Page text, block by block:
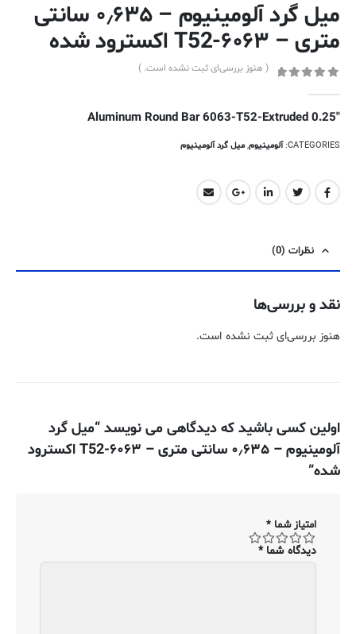
میل گرد آلومینیوم – ۰٫۶۳۵ سانتی
متری – ۶۰۶۳-T52 اکسترود شده
( هنوز بررسی‌ای ثبت نشده است. )
0.25″ Aluminum Round Bar 6063-T52-Extruded
CATEGORIES: آلومینیوم,میل گرد آلومینیوم
نظرات (0)
نقد و بررسی‌ها
هنوز بررسی‌ای ثبت نشده است.
اولین کسی باشید که دیدگاهی می نویسد “میل گرد
آلومینیوم – ۰٫۶۳۵ سانتی متری – ۶۰۶۳-T52 اکسترود
شده”
امتیاز شما *
دیدگاه شما*